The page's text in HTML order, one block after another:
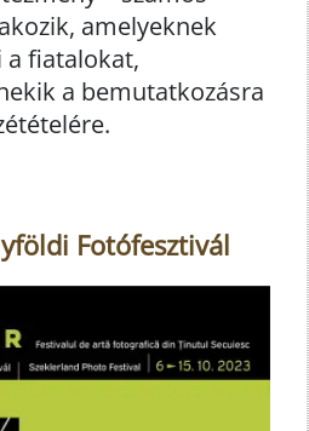
amelyeknek
a fiatalokat,
a bemutatkozásra
Fotófesztivál